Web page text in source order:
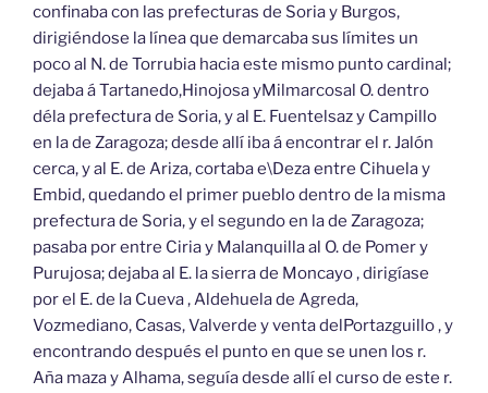
confinaba con las prefecturas de Soria y Burgos,
dirigiéndose la línea que demarcaba sus límites un
poco al N. de Torrubia hacia este mismo punto cardinal;
dejaba á Tartanedo,Hinojosa yMilmarcosal O. dentro
déla prefectura de Soria, y al E. Fuentelsaz y Campillo
en la de Zaragoza; desde allí iba á encontrar el r. Jalón
cerca, y al E. de Ariza, cortaba e\Deza entre Cihuela y
Embid, quedando el primer pueblo dentro de la misma
prefectura de Soria, y el segundo en la de Zaragoza;
pasaba por entre Ciria y Malanquilla al O. de Pomer y
Purujosa; dejaba al E. la sierra de Moncayo , dirigíase
por el E. de la Cueva , Aldehuela de Agreda,
Vozmediano, Casas, Valverde y venta delPortazguillo , y
encontrando después el punto en que se unen los r.
Aña maza y Alhama, seguía desde allí el curso de este r.